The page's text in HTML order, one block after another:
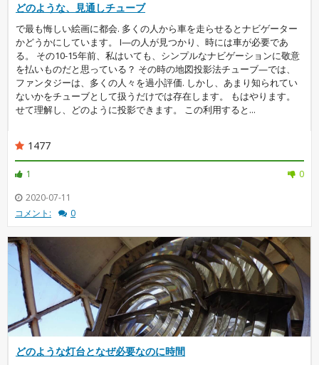
どのような、見通しチューブ
で最も悔しい絵画に都会. 多くの人から車を走らせるとナビゲーター
かどうかにしています。 I—の人が見つかり、時には車が必要であ
る。 その10-15年前、私はいても、シンプルなナビゲーションに敬意
を払いものだと思っている？ その時の地図投影法チューブ—では、
ファンタジーは、多くの人々を過小評価. しかし、あまり知られてい
ないかをチューブとして扱うだけでは存在します。 もはやります。
せて理解し、どのように投影できます。 この利用すると...
1477
1
0
2020-07-11
コメント:
0
どのような灯台となぜ必要なのに時間